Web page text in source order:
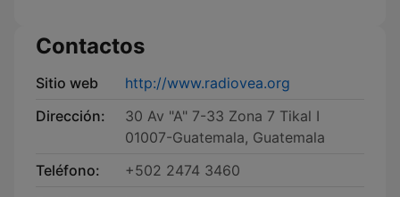
Contactos
Sitio web
http://www.radiovea.org
Dirección:
30 Av "A" 7-33 Zona 7 Tikal I
01007-Guatemala, Guatemala
Teléfono:
+502 2474 3460